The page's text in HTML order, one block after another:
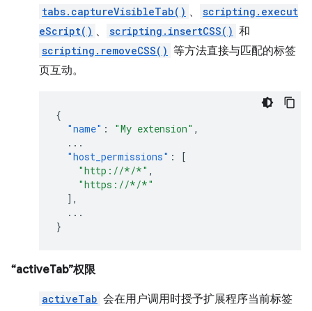
tabs.captureVisibleTab() 、
scripting.execut
eScript() 、 scripting.insertCSS() 和
scripting.removeCSS() 等方法直接与匹配的标签
页互动。
{
"name" : "My extension" ,
...
"host_permissions" :
[
"http://*/*" ,
"https://*/*"
],
...
}
“activeTab”权限
activeTab 会在用户调用时授予扩展程序当前标签